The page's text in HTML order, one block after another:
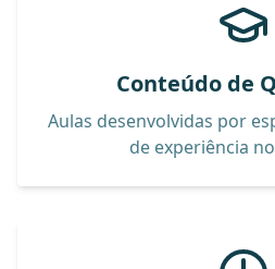
Conteúdo de
Aulas desenvolvidas por
de experiência